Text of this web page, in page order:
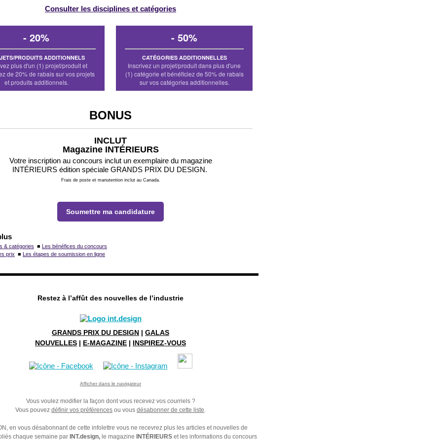
Consulter les disciplines et catégories
- 20%
PRODUITS ADDITIONNELS
plus d'un (1) projet/produit et
de 20% de rabais sur vos projets
et produits additionnels.
- 50%
CATÉGORIES ADDITIONNELLES
Inscrivez un projet/produit dans plus d'une
(1) catégorie et bénéficiez de 50% de rabais
sur vos catégories additionnelles.
BONUS
INCLUT
Magazine INTÉRIEURS
Votre inscription au concours inclut un exemplaire du magazine
INTÉRIEURS édition spéciale GRANDS PRIX DU DESIGN.
Frais de poste et manutention inclut au Canada.
Soumettre ma candidature
& catégories ■ Les bénéfices du concours
prix ■ Les étapes de soumission en ligne
Restez à l’affût des nouvelles de l’industrie
GRANDS PRIX DU DESIGN | GALAS
NOUVELLES | E-MAGAZINE | INSPIREZ-VOUS
Afficher dans le navigateur
Vous voulez modifier la façon dont vous recevez vos courriels ?
Vous pouvez définir vos préférences ou vous désabonner de cette liste.
en vous désabonnant de cette infolettre vous ne recevrez plus les articles et nouvelles de
chaque semaine par INT.design,le magazine INTÉRIEURSet les informations du concours